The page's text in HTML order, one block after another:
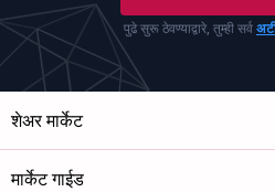
पुढे सुरू ठेवण्याद्वारे, तुम्ही सर्व
शेअर मार्केट
मार्केट गाईड